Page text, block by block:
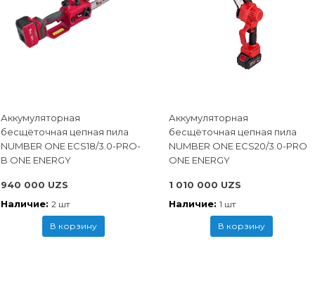
Аккумуляторная
бесщёточная цепная пила
NUMBER ONE ECS18/3.0-PRO-
B ONE ENERGY
940 000 UZS
Наличие: 2 шт
В корзину
Аккумуляторная
бесщёточная цепная пила
NUMBER ONE ECS20/3.0-PRO
ONE ENERGY
1 010 000 UZS
Наличие: 1 шт
В корзину